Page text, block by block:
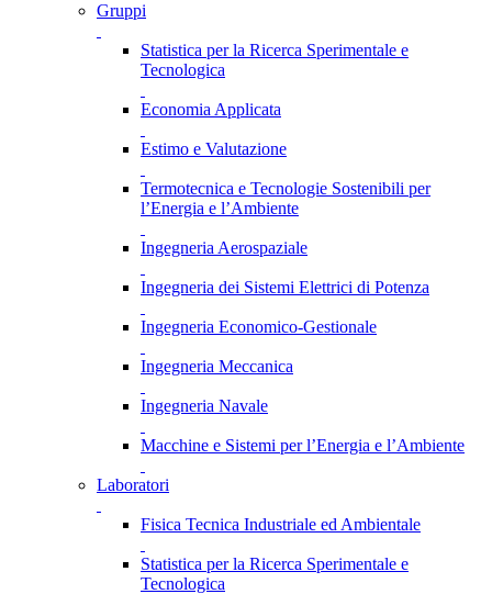
Gruppi
Statistica per la Ricerca Sperimentale e
Tecnologica
Economia Applicata
Estimo e Valutazione
Termotecnica e Tecnologie Sostenibili per
l’Energia e l’Ambiente
Ingegneria Aerospaziale
Ingegneria dei Sistemi Elettrici di Potenza
Ingegneria Economico-Gestionale
Ingegneria Meccanica
Ingegneria Navale
Macchine e Sistemi per l’Energia e l’Ambiente
Laboratori
Fisica Tecnica Industriale ed Ambientale
Statistica per la Ricerca Sperimentale e
Tecnologica